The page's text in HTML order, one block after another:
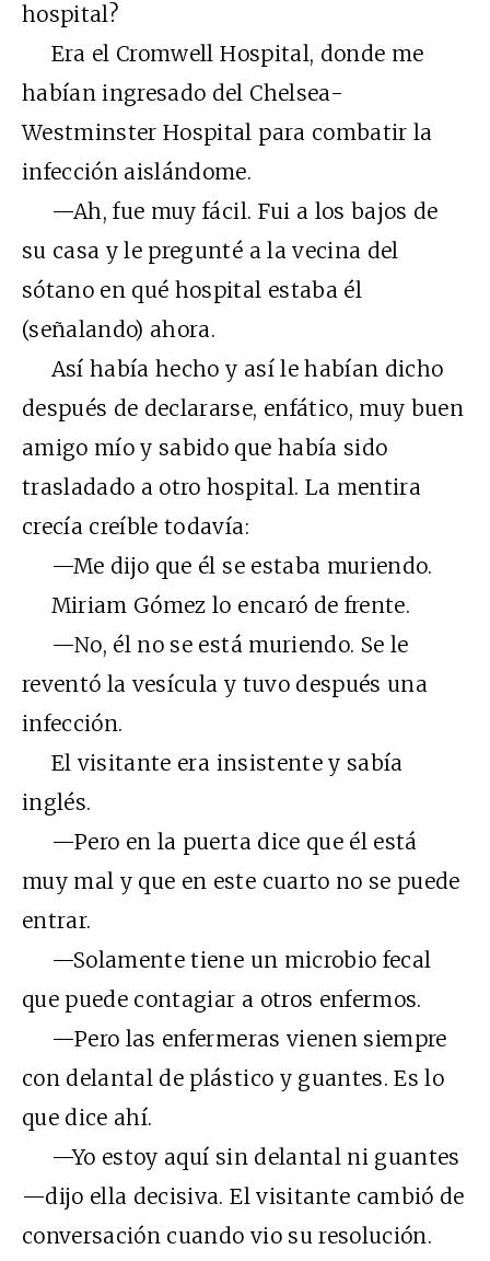
hospital?
Era el Cromwell Hospital, donde me
habían ingresado del Chelsea-
Westminster Hospital para combatir la
infección aislándome.
—Ah, fue muy fácil. Fui a los bajos de
su casa y le pregunté a la vecina del
sótano en qué hospital estaba él
(señalando) ahora.
Así había hecho y así le habían dicho
después de declararse, enfático, muy buen
amigo mío y sabido que había sido
trasladado a otro hospital. La mentira
crecía creíble todavía:
—Me dijo que él se estaba muriendo.
Miriam Gómez lo encaró de frente.
—No, él no se está muriendo. Se le
reventó la vesícula y tuvo después una
infección.
El visitante era insistente y sabía
inglés.
—Pero en la puerta dice que él está
muy mal y que en este cuarto no se puede
entrar.
—Solamente tiene un microbio fecal
que puede contagiar a otros enfermos.
—Pero las enfermeras vienen siempre
con delantal de plástico y guantes. Es lo
que dice ahí.
—Yo estoy aquí sin delantal ni guantes
—dijo ella decisiva. El visitante cambió de
conversación cuando vio su resolución.